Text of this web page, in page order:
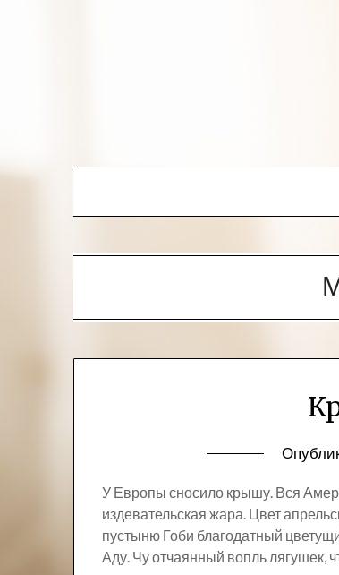
У Европы сносило крышу. Вся
издевательская жара. Цвет
пустыню Гоби благодатный
Аду. Чу отчаянный вопль лягушек,